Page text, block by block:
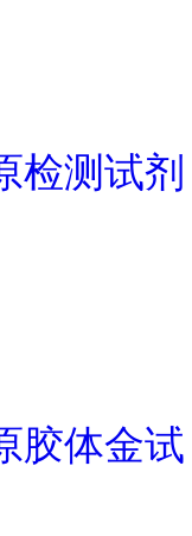
检测试剂
胶体金试